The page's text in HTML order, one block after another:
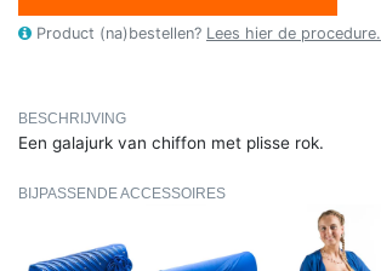
Product (na)bestellen? Lees hier de procedure.
BESCHRIJVING
Een galajurk van chiffon met plisse rok.
BIJPASSENDE ACCESSOIRES